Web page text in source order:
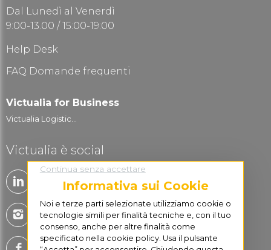
Dal Lunedì al Venerdì
9:00-13.00 / 15:00-19:00
Help Desk
FAQ Domande frequenti
Victualia for Business
Victualia Logistic...
Victualia è social
Continua senza accettare
Informativa sui Cookie
Noi e terze parti selezionate utilizziamo cookie o
tecnologie simili per finalità tecniche e, con il tuo
consenso, anche per altre finalità come
specificato nella cookie policy. Usa il pulsante